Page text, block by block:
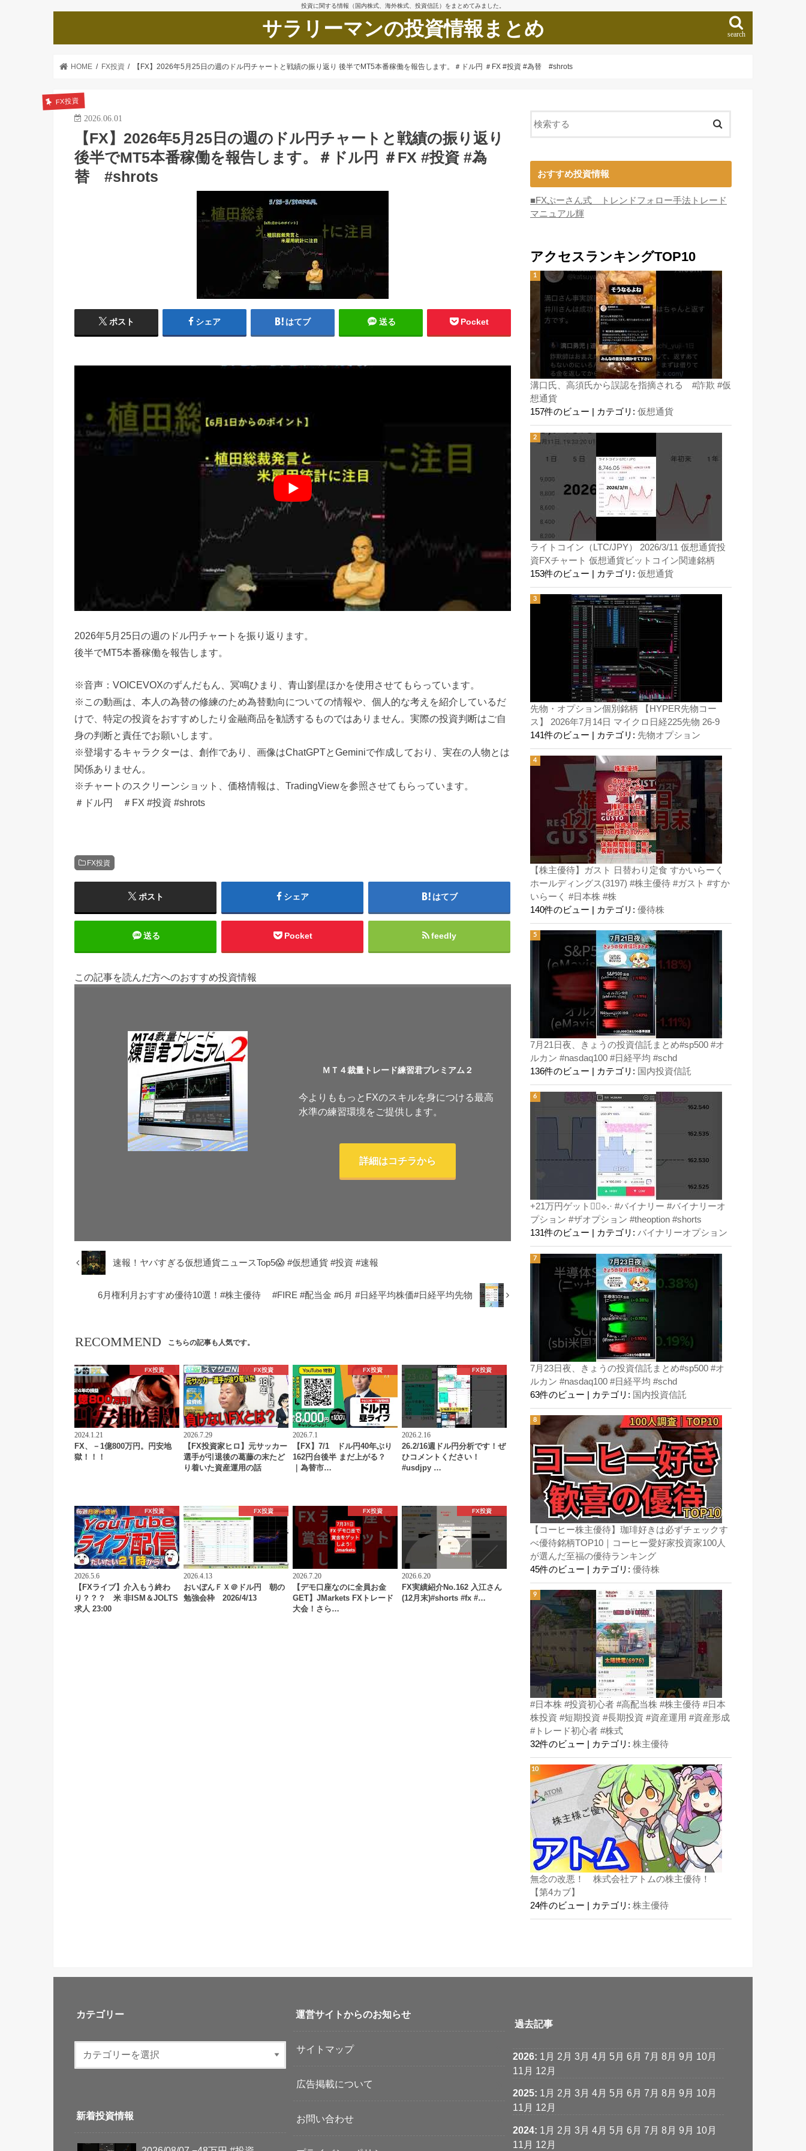
投資に関する情報（国内株式、海外株式、投資信託）をまとめてみました。
サラリーマンの投資情報まとめ search
HOME FX投資 【FX】2026年5月25日の週のドル円チャートと戦績の振り返り 後半でMT5本番稼働を報告します。＃ドル円 ＃FX #投資 #為替 #shrots
FX投資
2026.06.01
【FX】2026年5月25日の週のドル円チャートと戦績の振り返り
後半でMT5本番稼働を報告します。＃ドル円 ＃FX #投資 #為
替 #shrots
ポスト シェア はてブ 送る Pocket
2026年5月25日の週のドル円チャートを振り返ります。
後半でMT5本番稼働を報告します。
※音声：VOICEVOXのずんだもん、冥鳴ひまり、青山劉星ほかを使用させてもらっています。
※この動画は、本人の為替の修練のため為替動向についての情報や、個人的な考えを紹介しているだ
けで、特定の投資をおすすめしたり金融商品を勧誘するものではありません。実際の投資判断はご自
身の判断と責任でお願いします。
※登場するキャラクターは、創作であり、画像はChatGPTとGeminiで作成しており、実在の人物とは
関係ありません。
※チャートのスクリーンショット、価格情報は、TradingViewを参照させてもらっています。
＃ドル円 ＃FX #投資 #shrots
FX投資
ポスト シェア はてブ
送る Pocket feedly
この記事を読んだ方へのおすすめ投資情報
ＭＴ４裁量トレード練習君プレミアム２
今よりももっとFXのスキルを身につける最高
水準の練習環境をご提供します。
詳細はコチラから
速報！ヤバすぎる仮想通貨ニュースTop5😱 #仮想通貨 #投資 #速報
6月権利月おすすめ優待10選！#株主優待 #FIRE #配当金 #6月 #日経平均株価#日経平均先物
RECOMMEND こちらの記事も人気です。
FX投資
2024.1.21
FX、－1億800万円。円安地
獄！！！
FX投資
2026.7.29
【FX投資家ヒロ】元サッカー
選手が引退後の葛藤の末たど
り着いた資産運用の話
FX投資
2026.7.1
【FX】7/1 ドル円40年ぶり
162円台後半 まだ上がる？
｜為替市…
FX投資
2026.2.16
26.2/16週ドル円分析です！ぜ
ひコメントください！
#usdjpy …
FX投資
2026.5.6
【FXライブ】介入もう終わ
り？？？ 米 非ISM＆JOLTS
求人 23:00
FX投資
2026.4.13
おいぼんＦＸ＠ドル円 朝の
勉強会枠 2026/4/13
FX投資
2026.7.20
【デモ口座なのに全員お金
GET】JMarkets FXトレード
大会！さら…
FX投資
2026.6.20
FX実績紹介No.162 入江さん
(12月末)#shorts #fx #…
おすすめ投資情報
■FXぷーさん式 トレンドフォロー手法トレード
マニュアル輝
アクセスランキングTOP10
溝口氏、高須氏から誤認を指摘される #詐欺 #仮
想通貨
157件のビュー
カテゴリ: 仮想通貨
ライトコイン（LTC/JPY） 2026/3/11 仮想通貨投
資FXチャート 仮想通貨ビットコイン関連銘柄
153件のビュー | カテゴリ: 仮想通貨
先物・オプション個別銘柄 【HYPER先物コー
ス】 2026年7月14日 マイクロ日経225先物 26-9
141件のビュー
カテゴリ: 先物オプション
【株主優待】ガスト 日替わり定食 すかいらーく
ホールディングス(3197) #株主優待 #ガスト #すか
いらーく #日本株 #株
140件のビュー
カテゴリ: 優待株
7月21日夜、きょうの投資信託まとめ#sp500 #オ
ルカン #nasdaq100 #日経平均 #schd
136件のビュー
カテゴリ: 国内投資信託
+21万円ゲット👍🏻⟡.· #バイナリー #バイナリーオ
プション #ザオプション #theoption #shorts
131件のビュー
カテゴリ: バイナリーオプション
7月23日夜、きょうの投資信託まとめ#sp500 #オ
ルカン #nasdaq100 #日経平均 #schd
63件のビュー | カテゴリ: 国内投資信託
【コーヒー株主優待】珈琲好きは必ずチェックす
べ優待銘柄TOP10｜コーヒー愛好家投資家100人
が選んだ至福の優待ランキング
45件のビュー
カテゴリ: 優待株
#日本株 #投資初心者 #高配当株 #株主優待 #日本
株投資 #短期投資 #長期投資 #資産運用 #資産形成
#トレード初心者 #株式
32件のビュー
カテゴリ: 株主優待
無念の改悪！ 株式会社アトムの株主優待！
【第4カブ】
24件のビュー
カテゴリ: 株主優待
カテゴリー
新着投資情報
運営サイトからのお知らせ
サイトマップ
広告掲載について
お問い合わせ
過去記事
2026: 1月 2月 3月 4月 5月 6月 7月 8月 9月 10月
11月 12月
2025: 1月 2月 3月 4月 5月 6月 7月 8月 9月 10月
11月 12月
2024: 1月 2月 3月 4月 5月 6月 7月 8月 9月 10月
11月 12月